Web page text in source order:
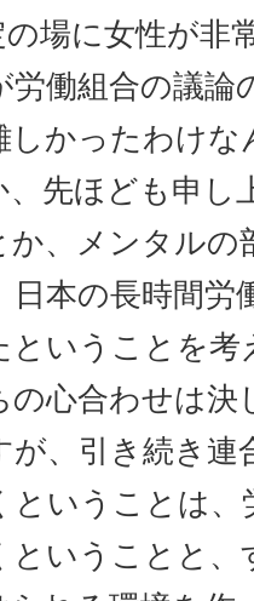
場に女性が非
労働組合の議論
しかったわけな
先ほども申し
か、メンタルの
日本の長時間労
ということを考
の心合わせは決
が、引き続き連
ということは、
ということと